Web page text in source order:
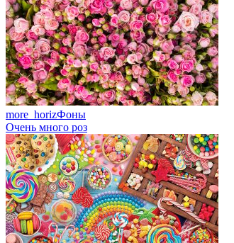
more_horizФоны
Очень много роз